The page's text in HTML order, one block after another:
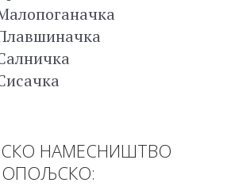
НАМЕСНИШТВО